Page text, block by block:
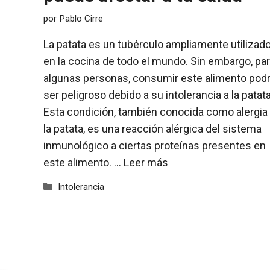
por Pablo Cirre
La patata es un tubérculo ampliamente
en la cocina de todo el mundo. Sin embargo,
algunas personas, consumir este alimento
ser peligroso debido a su intolerancia a la
Esta condición, también conocida como alergia
la patata, es una reacción alérgica del sistema
inmunológico a ciertas proteínas presentes en
este alimento. … Leer más
Categorías
Intolerancia